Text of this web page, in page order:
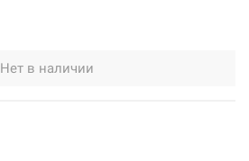
Нет в наличии